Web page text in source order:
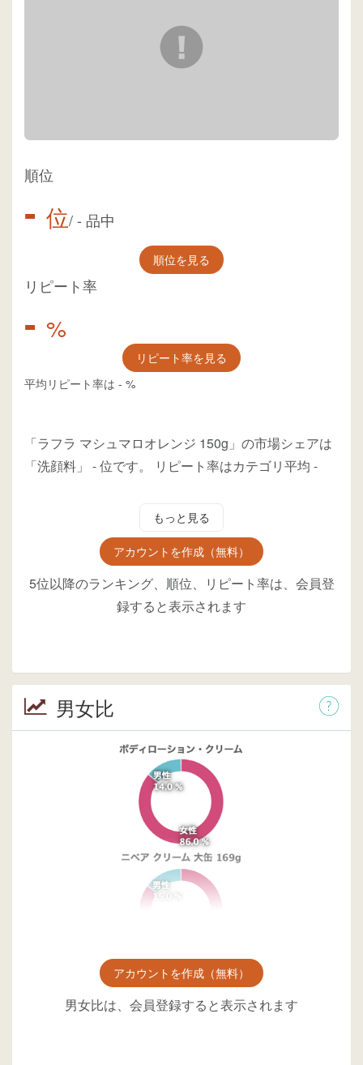
順位
- 位/- 品中
順位を見る
リピート率
- %
リピート率を見る
平均リピート率は - %
「ラフラ マシュマロオレンジ 150g」の市場シェアは
「洗顔料」 -位です。 リピート率はカテゴリ平均 -
もっと見る
アカウントを作成（無料）
5位以降のランキング、順位、リピート率は、会員登
録すると表示されます
男女比
アカウントを作成（無料）
男女比は、会員登録すると表示されます